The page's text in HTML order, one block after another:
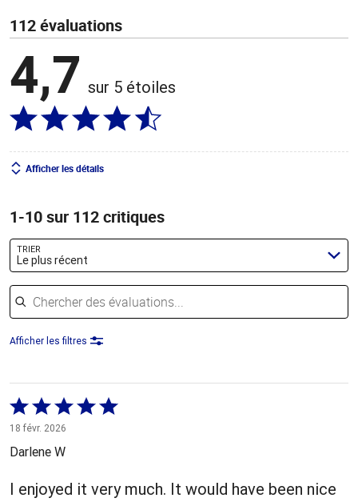
112 évaluations
4,7 sur 5 étoiles
Afficher les détails
1-10 sur 112 critiques
TRIER
Le plus récent
Chercher des évaluations
Afficher les filtres
Coté
5 sur
5
18 févr. 2026
Darlene W
I enjoyed it very much. It would have been nice